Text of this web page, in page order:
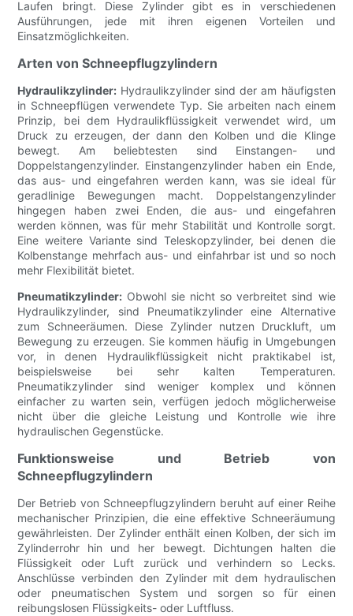
Laufen bringt. Diese Zylinder gibt es in verschiedenen
Ausführungen, jede mit ihren eigenen Vorteilen und
Einsatzmöglichkeiten.
Arten von Schneepflugzylindern
Hydraulikzylinder: Hydraulikzylinder sind der am häufigsten
in Schneepflügen verwendete Typ. Sie arbeiten nach einem
Prinzip, bei dem Hydraulikflüssigkeit verwendet wird, um
Druck zu erzeugen, der dann den Kolben und die Klinge
bewegt. Am beliebtesten sind Einstangen- und
Doppelstangenzylinder. Einstangenzylinder haben ein Ende,
das aus- und eingefahren werden kann, was sie ideal für
geradlinige Bewegungen macht. Doppelstangenzylinder
hingegen haben zwei Enden, die aus- und eingefahren
werden können, was für mehr Stabilität und Kontrolle sorgt.
Eine weitere Variante sind Teleskopzylinder, bei denen die
Kolbenstange mehrfach aus- und einfahrbar ist und so noch
mehr Flexibilität bietet.
Pneumatikzylinder: Obwohl sie nicht so verbreitet sind wie
Hydraulikzylinder, sind Pneumatikzylinder eine Alternative
zum Schneeräumen. Diese Zylinder nutzen Druckluft, um
Bewegung zu erzeugen. Sie kommen häufig in Umgebungen
vor, in denen Hydraulikflüssigkeit nicht praktikabel ist,
beispielsweise bei sehr kalten Temperaturen.
Pneumatikzylinder sind weniger komplex und können
einfacher zu warten sein, verfügen jedoch möglicherweise
nicht über die gleiche Leistung und Kontrolle wie ihre
hydraulischen Gegenstücke.
Funktionsweise und Betrieb von
Schneepflugzylindern
Der Betrieb von Schneepflugzylindern beruht auf einer Reihe
mechanischer Prinzipien, die eine effektive Schneeräumung
gewährleisten. Der Zylinder enthält einen Kolben, der sich im
Zylinderrohr hin und her bewegt. Dichtungen halten die
Flüssigkeit oder Luft zurück und verhindern so Lecks.
Anschlüsse verbinden den Zylinder mit dem hydraulischen
oder pneumatischen System und sorgen so für einen
reibungslosen Flüssigkeits- oder Luftfluss.